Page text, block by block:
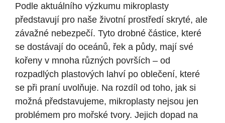
Podle aktuálního výzkumu mikroplasty
představují pro naše životní prostředí skryté, ale
závažné nebezpečí. Tyto drobné částice, které
se dostávají do oceánů, řek a půdy, mají své
kořeny v mnoha různých površích – od
rozpadlých plastových lahví po oblečení, které
se při praní uvolňuje. Na rozdíl od toho, jak si
možná představujeme, mikroplasty nejsou jen
problémem pro mořské tvory. Jejich dopad na